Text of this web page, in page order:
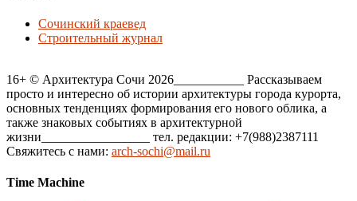
Сочинский краевед
Строительный журнал
16+ © Архитектура Сочи 2026___________ Рассказываем
просто и интересно об истории архитектуры города курорта,
основных тенденциях формирования его нового облика, а
также знаковых событиях в архитектурной
жизни_________________ тел. редакции: +7(988)2387111
Свяжитесь с нами: arch-sochi@mail.ru
Time Machine